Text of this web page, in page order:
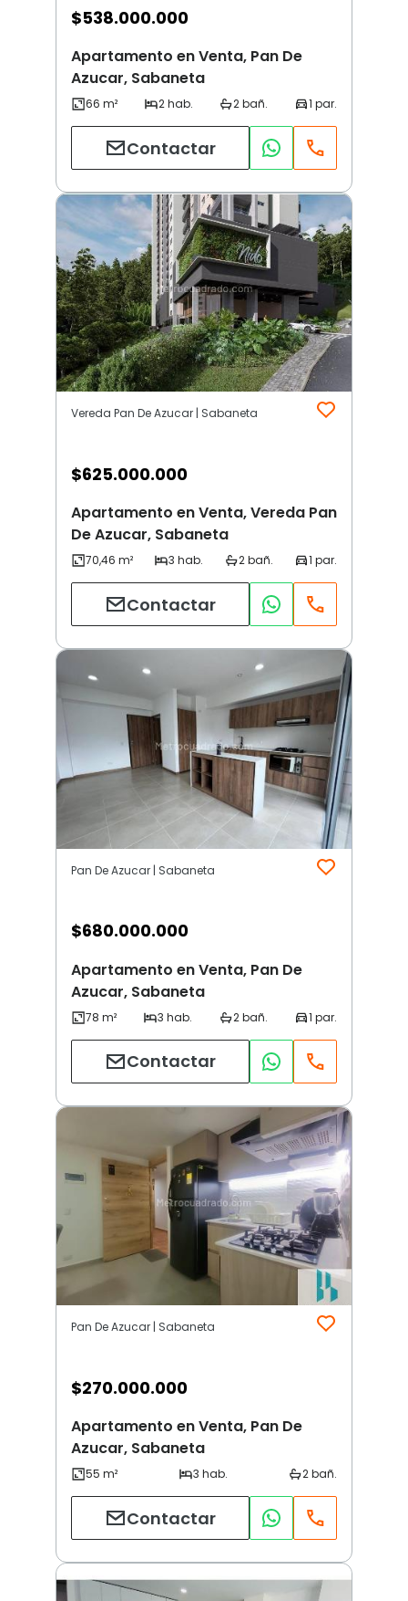
$538.000.000
Apartamento en Venta, Pan De
Azucar, Sabaneta
Contactar
Vereda Pan De Azucar | Sabaneta
$625.000.000
Apartamento en Venta, Vereda Pan
De Azucar, Sabaneta
Contactar
Pan De Azucar | Sabaneta
$680.000.000
Apartamento en Venta, Pan De
Azucar, Sabaneta
Contactar
Pan De Azucar | Sabaneta
$270.000.000
Apartamento en Venta, Pan De
Azucar, Sabaneta
Contactar